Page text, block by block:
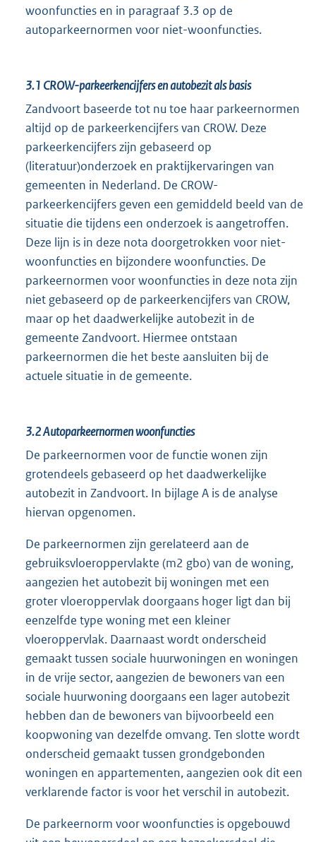
woonfuncties en in paragraaf 3.3 op de
autoparkeernormen voor niet-woonfuncties.
3.1 CROW-parkeerkencijfers en autobezit als basis
Zandvoort baseerde tot nu toe haar parkeernormen
altijd op de parkeerkencijfers van CROW. Deze
parkeerkencijfers zijn gebaseerd op
(literatuur)onderzoek en praktijkervaringen van
gemeenten in Nederland. De CROW-
parkeerkencijfers geven een gemiddeld beeld van de
situatie die tijdens een onderzoek is aangetroffen.
Deze lijn is in deze nota doorgetrokken voor niet-
woonfuncties en bijzondere woonfuncties. De
parkeernormen voor woonfuncties in deze nota zijn
niet gebaseerd op de parkeerkencijfers van CROW,
maar op het daadwerkelijke autobezit in de
gemeente Zandvoort. Hiermee ontstaan
parkeernormen die het beste aansluiten bij de
actuele situatie in de gemeente.
3.2Autoparkeernormen woonfuncties
De parkeernormen voor de functie wonen zijn
grotendeels gebaseerd op het daadwerkelijke
autobezit in Zandvoort. In bijlage A is de analyse
hiervan opgenomen.
De parkeernormen zijn gerelateerd aan de
gebruiksvloeroppervlakte (m2 gbo) van de woning,
aangezien het autobezit bij woningen met een
groter vloeroppervlak doorgaans hoger ligt dan bij
eenzelfde type woning met een kleiner
vloeroppervlak. Daarnaast wordt onderscheid
gemaakt tussen sociale huurwoningen en woningen
in de vrije sector, aangezien de bewoners van een
sociale huurwoning doorgaans een lager autobezit
hebben dan de bewoners van bijvoorbeeld een
koopwoning van dezelfde omvang. Ten slotte wordt
onderscheid gemaakt tussen grondgebonden
woningen en appartementen, aangezien ook dit een
verklarende factor is voor het verschil in autobezit.
De parkeernorm voor woonfuncties is opgebouwd